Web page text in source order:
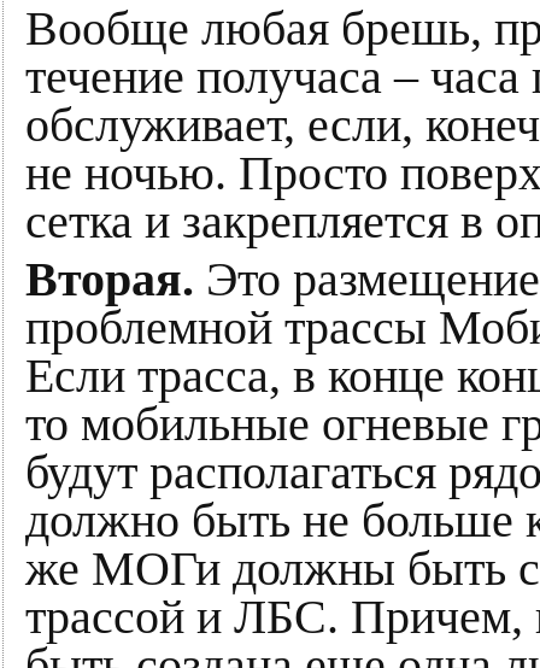
Вообще любая брешь,
течение получаса – часа
обслуживает, если,
не ночью. Просто
сетка и закрепляется в
Вторая. Это
проблемной трассы
Если трасса, в конце
то мобильные огневые
будут располагаться
должно быть не больше
же МОГи должны быть
трассой и ЛБС. Причем,